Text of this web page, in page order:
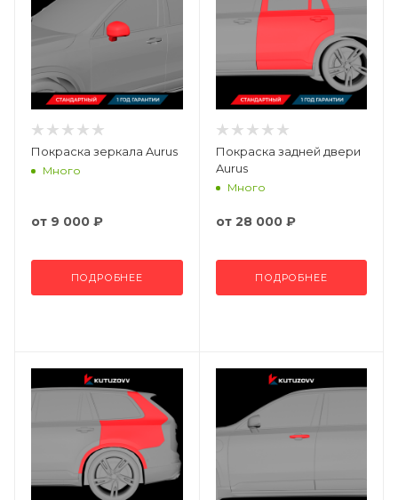
Покраска зеркала Aurus
Много
от 9 000 ₽
ПОДРОБНЕЕ
Покраска задней двери
Aurus
Много
от 28 000 ₽
ПОДРОБНЕЕ